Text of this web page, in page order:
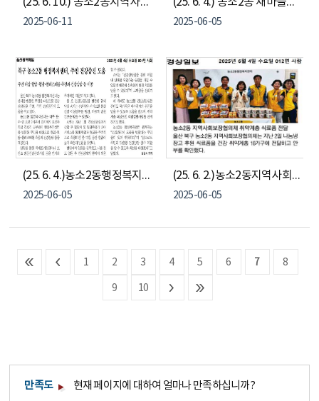
2025-06-11 2025-06-05
(25. 6. 4.)농소2동행정복지센터, 건강상담실 운영
2025-06-05
(25. 6. 2.)농소2동지역사회보장협의체, 찾아가는 나눔냉장고
2025-06-05
1 2 3 4 5 6 7 8
9 10
만족도 현재 페이지에 대하여 얼마나 만족하십니까?